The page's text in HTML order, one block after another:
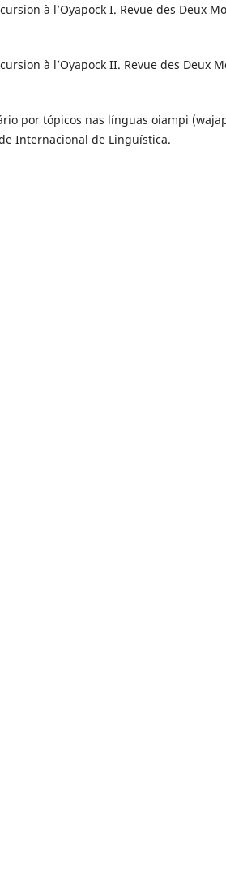
à l’Oyapock I. Revue des Deux
à l’Oyapock II. Revue des Deux
por tópicos nas línguas oiampi
Internacional de Linguística.